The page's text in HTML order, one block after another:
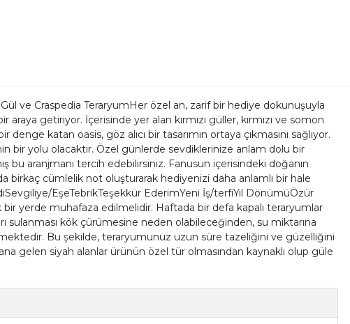
ve Craspedia TeraryumHer özel an, zarif bir hediye dokunuşuyla
getiriyor. İçerisinde yer alan kırmızı güller, kırmızı ve somon
katan oasis, göz alıcı bir tasarımın ortaya çıkmasını sağlıyor.
bir yolu olacaktır. Özel günlerde sevdiklerinize anlam dolu bir
bu aranjmanı tercih edebilirsiniz. Fanusun içerisindeki doğanın
birkaç cümlelik not oluşturarak hediyenizi daha anlamlı bir hale
EşeTebrikTeşekkür EderimYeni İş/terfiYıl DönümüÖzür
bir yerde muhafaza edilmelidir. Haftada bir defa kapalı teraryumlar
sulanması kök çürümesine neden olabileceğinden, su miktarına
Bu şekilde, teraryumunuz uzun süre tazeliğini ve güzelliğini
gelen siyah alanlar ürünün özel tür olmasından kaynaklı olup güle